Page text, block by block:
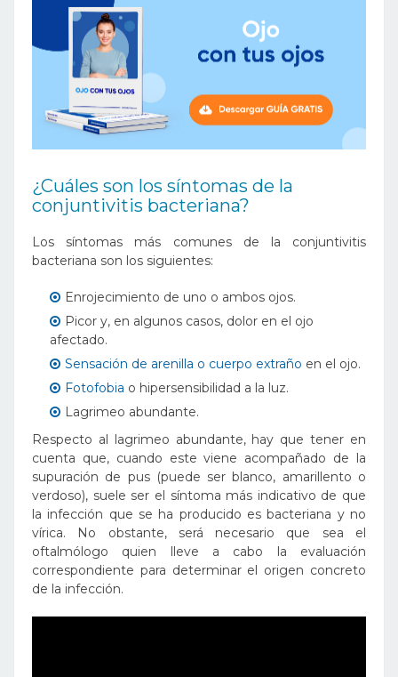
¿Cuáles son los síntomas de la
conjuntivitis bacteriana?
Los síntomas más comunes de la conjuntivitis
bacteriana son los siguientes:
Enrojecimiento de uno o ambos ojos.
Picor y, en algunos casos, dolor en el ojo
afectado.
Sensación de arenilla o cuerpo extraño en el ojo.
Fotofobia o hipersensibilidad a la luz.
Lagrimeo abundante.
Respecto al lagrimeo abundante, hay que tener en
cuenta que, cuando este viene acompañado de la
supuración de pus (puede ser blanco, amarillento o
verdoso), suele ser el síntoma más indicativo de que
la infección que se ha producido es bacteriana y no
vírica. No obstante, será necesario que sea el
oftalmólogo quien lleve a cabo la evaluación
correspondiente para determinar el origen concreto
de la infección.